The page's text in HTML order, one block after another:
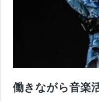
働きながら音楽